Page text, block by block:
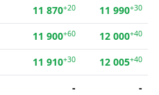
11 870+20 11 990+30
11 900+60 12 000+40
11 910+30 12 005+40
-
-